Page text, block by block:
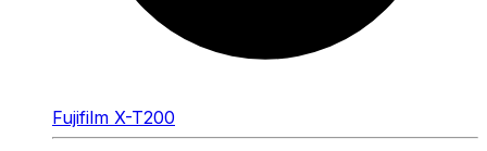
Fujifilm X-T200